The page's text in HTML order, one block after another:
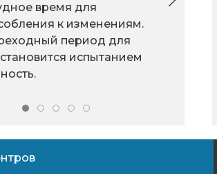
время для
к изменениям.
период для
испытанием